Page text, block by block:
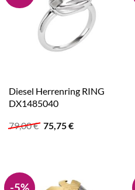
Diesel Herrenring RING
DX1485040
79,00€ Ursprünglicher
Preis
75,75€Aktueller